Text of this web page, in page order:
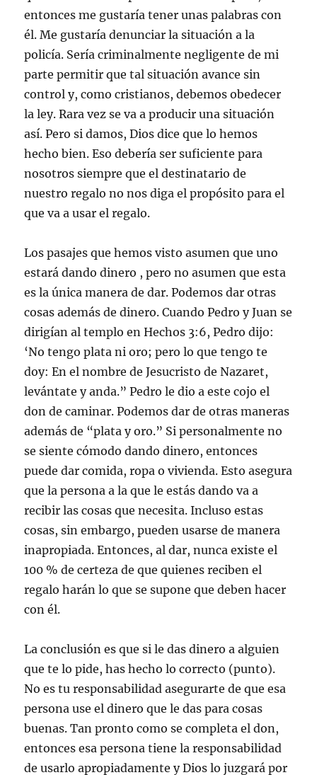
entonces me gustaría tener unas palabras con
él. Me gustaría denunciar la situación a la
policía. Sería criminalmente negligente de mi
parte permitir que tal situación avance sin
control y, como cristianos, debemos obedecer
la ley. Rara vez se va a producir una situación
así. Pero si damos, Dios dice que lo hemos
hecho bien. Eso debería ser suficiente para
nosotros siempre que el destinatario de
nuestro regalo no nos diga el propósito para el
que va a usar el regalo.
Los pasajes que hemos visto asumen que uno
estará dando dinero , pero no asumen que esta
es la única manera de dar. Podemos dar otras
cosas además de dinero. Cuando Pedro y Juan se
dirigían al templo en Hechos 3:6, Pedro dijo:
‘No tengo plata ni oro; pero lo que tengo te
doy: En el nombre de Jesucristo de Nazaret,
levántate y anda.” Pedro le dio a este cojo el
don de caminar. Podemos dar de otras maneras
además de “plata y oro.” Si personalmente no
se siente cómodo dando dinero, entonces
puede dar comida, ropa o vivienda. Esto asegura
que la persona a la que le estás dando va a
recibir las cosas que necesita. Incluso estas
cosas, sin embargo, pueden usarse de manera
inapropiada. Entonces, al dar, nunca existe el
100 % de certeza de que quienes reciben el
regalo harán lo que se supone que deben hacer
con él.
La conclusión es que si le das dinero a alguien
que te lo pide, has hecho lo correcto (punto).
No es tu responsabilidad asegurarte de que esa
persona use el dinero que le das para cosas
buenas. Tan pronto como se completa el don,
entonces esa persona tiene la responsabilidad
de usarlo apropiadamente y Dios lo juzgará por